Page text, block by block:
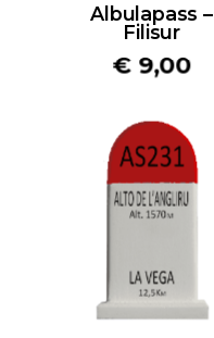
Albulapass –
Filisur
€ 9,00